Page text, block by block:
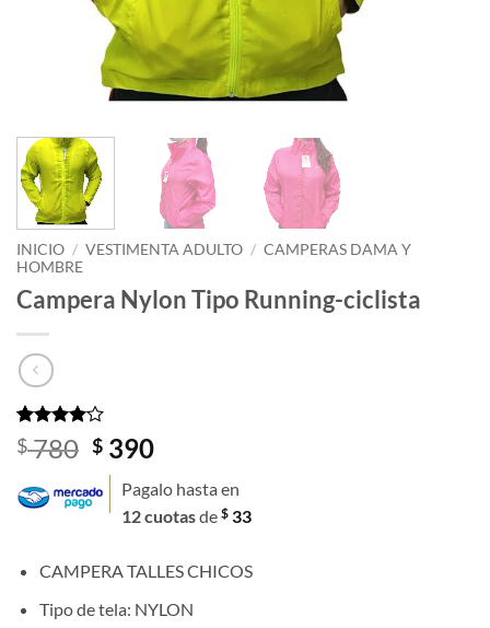
INICIO / VESTIMENTA ADULTO / CAMPERAS DAMA Y
HOMBRE
Campera Nylon Tipo Running-ciclista
Valorado
con4de
base a
1
valoración
$780 El
precio
original
era:
$ 390El
actual
es:
Pagalo hasta en
12 cuotasde $ 33
CAMPERA TALLES CHICOS
Tipo de tela: NYLON